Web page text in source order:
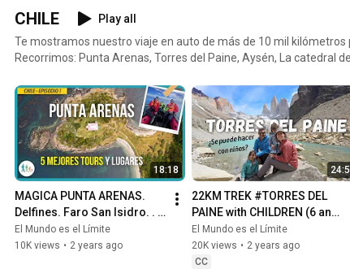
CHILE
Play all
Te mostramos nuestro viaje en auto de más de 10 mil kilómetros
Recorrimos: Punta Arenas, Torres del Paine, Aysén, La catedral
viaje a la Patagonia Chilena en familia, en auto.
18:18
MAGICA PUNTA ARENAS.
Delfines. Faro San Isidro. .
ZONA FRANCA y TOP tours.
El Mundo es el Límite
10K views • 2 years ago
22KM TREK #TORRES DEL
PAINE with CHILDREN (6 and
3 years old). #PUMAS. Tips
for spotting PUMAS on...
El Mundo es el Límite
20K views • 2 years ago
CC